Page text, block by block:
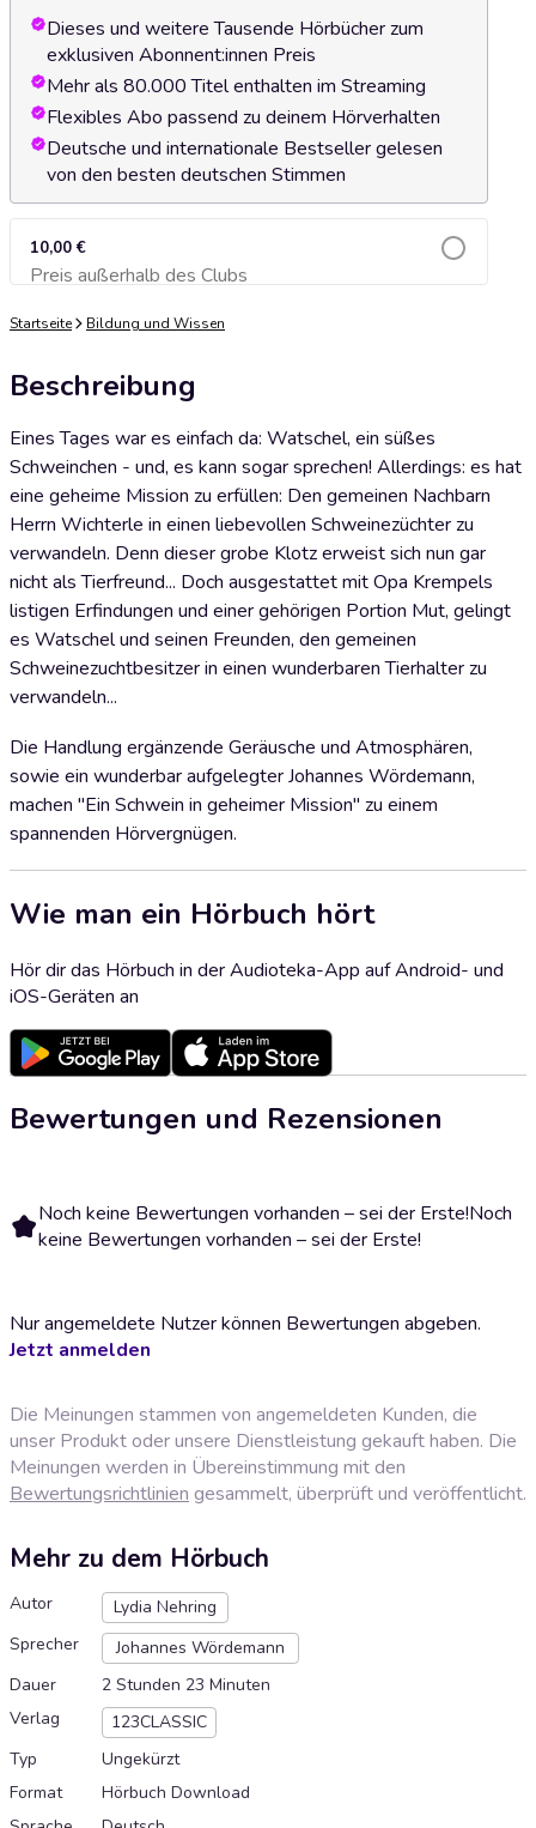
Dieses und weitere Tausende Hörbücher zum
exklusiven Abonnent:innen Preis
Mehr als 80.000 Titel enthalten im Streaming
Flexibles Abo passend zu deinem Hörverhalten
Deutsche und internationale Bestseller gelesen
von den besten deutschen Stimmen
10,00 €
Preis außerhalb des ClubsZum Warenkorb hinzufügen
Startseite Bildung und Wissen
Beschreibung
Eines Tages war es einfach da: Watschel, ein süßes
Schweinchen - und, es kann sogar sprechen! Allerdings: es hat
eine geheime Mission zu erfüllen: Den gemeinen Nachbarn
Herrn Wichterle in einen liebevollen Schweinezüchter zu
verwandeln. Denn dieser grobe Klotz erweist sich nun gar
nicht als Tierfreund... Doch ausgestattet mit Opa Krempels
listigen Erfindungen und einer gehörigen Portion Mut, gelingt
es Watschel und seinen Freunden, den gemeinen
Schweinezuchtbesitzer in einen wunderbaren Tierhalter zu
verwandeln...
Die Handlung ergänzende Geräusche und Atmosphären,
sowie ein wunderbar aufgelegter Johannes Wördemann,
machen "Ein Schwein in geheimer Mission" zu einem
spannenden Hörvergnügen.
Wie man ein Hörbuch hört
Hör dir das Hörbuch in der Audioteka-App auf Android- und
iOS-Geräten an
Bewertungen und Rezensionen
Noch keine Bewertungen vorhanden – sei der Erste!Noch
keine Bewertungen vorhanden – sei der Erste!
Nur angemeldete Nutzer können Bewertungen abgeben.
Jetzt anmelden
Die Meinungen stammen von angemeldeten Kunden, die
unser Produkt oder unsere Dienstleistung gekauft haben. Die
Meinungen werden in Übereinstimmung mit den
Bewertungsrichtlinien gesammelt, überprüft und veröffentlicht.
Mehr zu dem Hörbuch
Autor
Lydia Nehring
Sprecher
Johannes Wördemann
Dauer
2 Stunden 23 Minuten
Verlag
123CLASSIC
Typ
Ungekürzt
Format
Hörbuch Download